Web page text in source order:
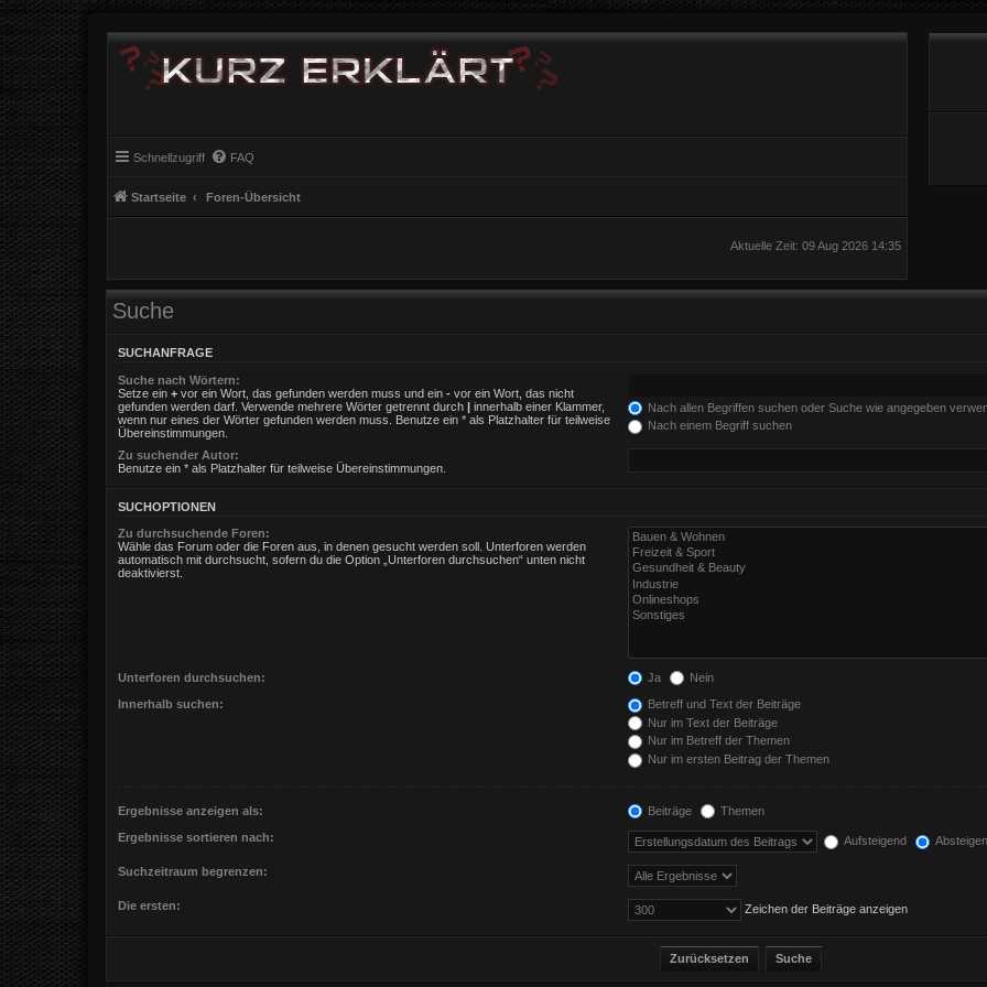
Schnellzugriff FAQ
Startseite Foren-Übersicht
Aktuelle Zeit: 09 Aug 2026 14:35
Suche
SUCHANFRAGE
Suche nach Wörtern:
Setze ein + vor ein Wort, das gefunden werden muss und ein - vor ein Wort, das nicht
gefunden werden darf. Verwende mehrere Wörter getrennt durch | innerhalb einer Klammer,
wenn nur eines der Wörter gefunden werden muss. Benutze ein * als Platzhalter für teilweise
Übereinstimmungen.
Nach allen Begriffen suchen oder Suche wie angegeben
Nach einem Begriff suchen
Zu suchender Autor:
Benutze ein * als Platzhalter für teilweise Übereinstimmungen.
SUCHOPTIONEN
Zu durchsuchende Foren:
Wähle das Forum oder die Foren aus, in denen gesucht werden soll. Unterforen werden
automatisch mit durchsucht, sofern du die Option „Unterforen durchsuchen“ unten nicht
deaktivierst.
Unterforen durchsuchen: Ja Nein
Innerhalb suchen:
Betreff und Text der Beiträge
Nur im Text der Beiträge
Nur im Betreff der Themen
Nur im ersten Beitrag der Themen
Ergebnisse anzeigen als: Beiträge Themen
Ergebnisse sortieren nach: Aufsteigend
Suchzeitraum begrenzen:
Die ersten: Zeichen der Beiträge anzeigen